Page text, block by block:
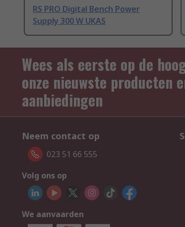
RS PRO Digital Bench Power
Supply 300 W UKAS
Wees als eerste op de
onze nieuwste producten
aanbiedingen
Neem contact op
023 51 66 555
Volg ons op
We aanvaarden